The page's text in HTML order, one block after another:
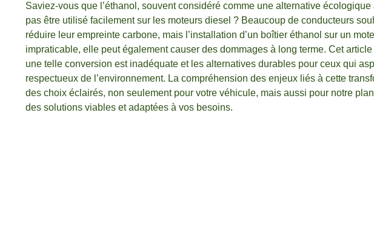
Saviez-vous que l’éthanol, souvent considéré comme une alternative
pas être utilisé facilement sur les moteurs diesel ? Beaucoup de conducteurs
réduire leur empreinte carbone, mais l’installation d’un boîtier éthanol sur un
impraticable, elle peut également causer des dommages à long terme. Cet
une telle conversion est inadéquate et les alternatives durables pour ceux qui
respectueux de l’environnement. La compréhension des enjeux liés à cette
des choix éclairés, non seulement pour votre véhicule, mais aussi pour notre
des solutions viables et adaptées à vos besoins.